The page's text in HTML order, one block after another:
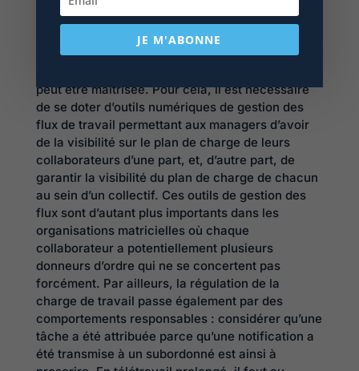
individus.
Réguler la charge de travail :
peut être maîtrisée. Pour cela, il est nécessaire
de se doter d’outils numériques de gestion des
flux de travail permettant aux managers d’avoir
de la visibilité sur le plan de charge de leurs
collaborateurs d’une part, et, d’autre part, de
garantir la visibilité du plan de charge de chacun
au sein d’un collectif. Ces outils de gestion des
flux sont d’autant plus importants dans les
organisations matricielles où chaque
collaborateur a potentiellement plusieurs
donneurs d’ordre qui ne se concertent pas
forcément. Par ailleurs, la régulation de la
charge de travail passe également par des
comportements responsables : considérer qu’une
tâche a été attribuée parce qu’une notification a
été transmise à un subordonné est ainsi à
JE M'ABONNE